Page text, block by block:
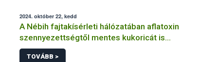
2024. október 22, kedd
A Nébih fajtakísérleti hálózatában aflatoxin
szennyezettségtől mentes kukoricát is
termesztettek
TOVÁBB >